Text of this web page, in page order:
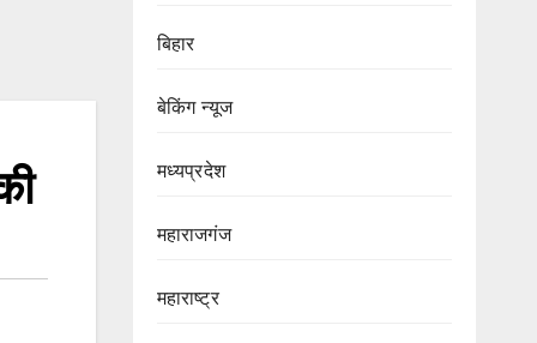
बिहार
बेकिंग न्यूज
मध्यप्रदेश
महाराजगंज
महाराष्ट्र